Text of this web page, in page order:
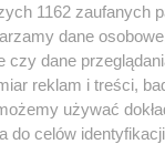
1162 zaufanych
dane
czy dane
reklam i treści,
używać
do celów